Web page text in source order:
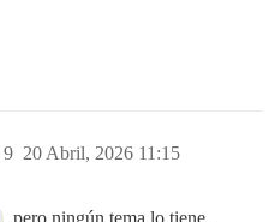
20 Abril, 2026 11:15
9